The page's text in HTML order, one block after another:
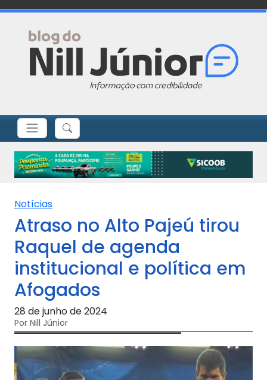
Notícias
Atraso no Alto Pajeú tirou
Raquel de agenda
institucional e política em
Afogados
28 de junho de 2024
Por Nill Júnior